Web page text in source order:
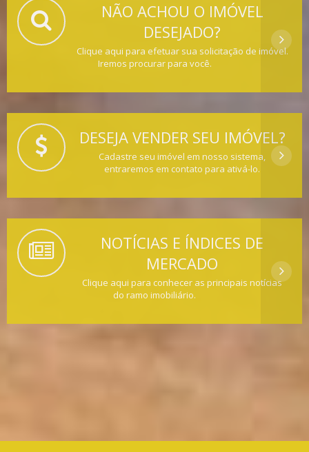
NÃO ACHOU O IMÓVEL
DESEJADO?
Clique aqui para efetuar sua solicitação de imóvel.
Iremos procurar para você.
DESEJA VENDER SEU IMÓVEL?
Cadastre seu imóvel em nosso sistema,
entraremos em contato para ativá-lo.
NOTÍCIAS E ÍNDICES DE
MERCADO
Clique aqui para conhecer as principais notícias
do ramo imobiliário.